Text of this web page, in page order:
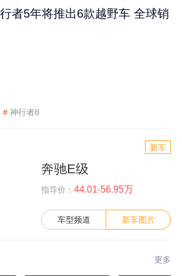
者5年将推出6款越野车 全球销
# 神行者8
新车
奔驰E级
指导价： 44.01-56.95万
车型频道 新车图片
更多